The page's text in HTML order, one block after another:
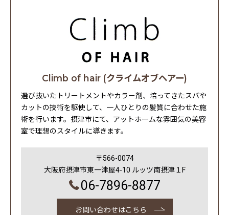
Climb of hair (クライムオブヘアー)
選び抜いたトリートメントやカラー剤、培ってきたスパや
カットの技術を駆使して、一人ひとりの髪質に合わせた施
術を行います。摂津市にて、アットホームな雰囲気の美容
室で理想のスタイルに導きます。
〒566-0074
大阪府摂津市東一津屋4-10 ルッツ南摂津１F
06-7896-8877
お問い合わせはこちら